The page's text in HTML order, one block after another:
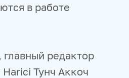
в работе
главный редактор
Тунч Аккоч